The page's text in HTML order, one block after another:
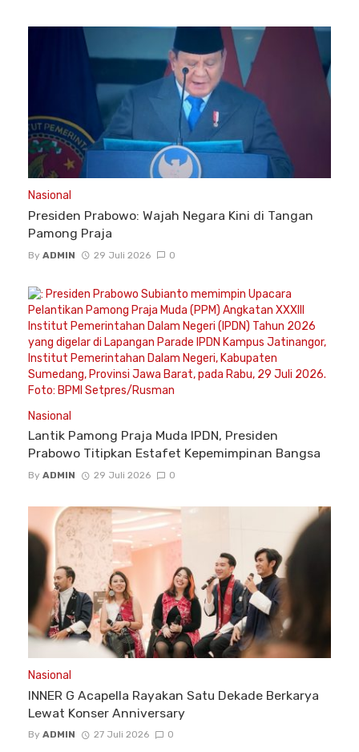
Nasional
Presiden Prabowo: Wajah Negara Kini di Tangan
Pamong Praja
By ADMIN 29 Juli 2026 0
Nasional
Lantik Pamong Praja Muda IPDN, Presiden
Prabowo Titipkan Estafet Kepemimpinan Bangsa
By ADMIN 29 Juli 2026 0
Nasional
INNER G Acapella Rayakan Satu Dekade Berkarya
Lewat Konser Anniversary
By ADMIN 27 Juli 2026 0